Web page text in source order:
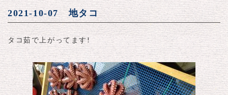
2021-10-07 地タコ
タコ茹で上がってます!